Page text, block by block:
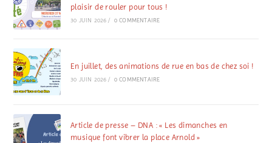
plaisir de rouler pour tous !
30 JUIN 2026 / 0 COMMENTAIRE
En juillet, des animations de rue en bas de chez soi !
30 JUIN 2026 / 0 COMMENTAIRE
Article de presse – DNA : « Les dimanches en
musique font vibrer la place Arnold »